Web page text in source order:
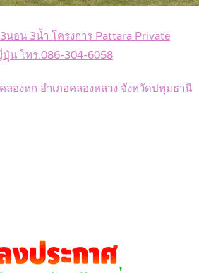
นอน 3น้ำ โครงการ Pattara Private
น โทร.086-304-6058
องหก อำเภอคลองหลวง จังหวัดปทุมธานี